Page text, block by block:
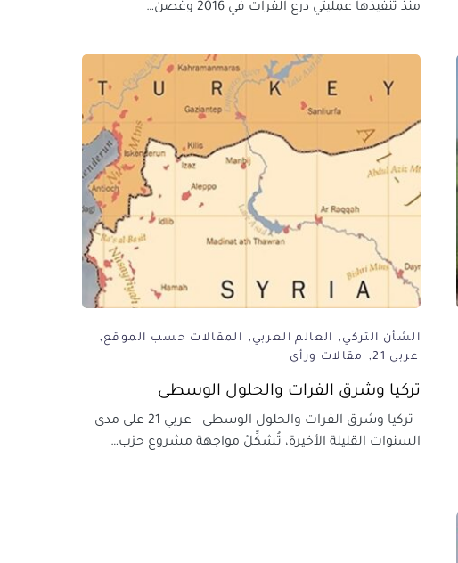
منذ تنفيذها عمليتي درع الفرات في 2016 وغصن…
الشأن التركي العالم العربي
المقالات حسب الموقع
عربي 21
مقالات ورأي
تركيا وشرق الفرات والحلول الوسطى
تركيا وشرق الفرات والحلول الوسطى عربي 21 على مدى
السنوات القليلة الأخيرة، تُشكِّلُ مواجهة مشروع حزب…